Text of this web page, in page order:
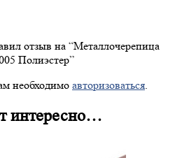
отзыв на “Металлочерепица
Полиэстер”
необходимо авторизоваться
интересно…